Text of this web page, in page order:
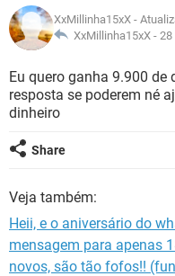
GUIA DE COMPRAS
INSTAGRAM
GUIA DE COMPRAS
CELULAR
OUTLOOK
GUIA DE COMPRAS
JOGOS
CELULAR
OUTLOOK
INSTAGRAM
GUIA DE COMPRAS
GLOSSÁRIO
CELULAR
INSTAGRAM
GUIA DE COMPRAS
XxMillinha15xX -
XxMillinha15xX - 28
Eu quero ganha 9.900 de
resposta se poderem né
dinheiro
Share
Veja também:
Heii, e o aniversário do
mensagem para apenas
novos, são tão fofos!!